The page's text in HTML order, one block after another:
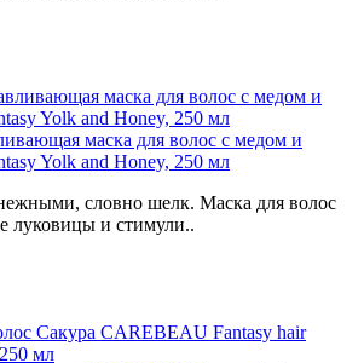
маска для волос с медом и
Yolk and Honey, 250 мл
словно шелк. Маска для волос
луковицы и стимули..